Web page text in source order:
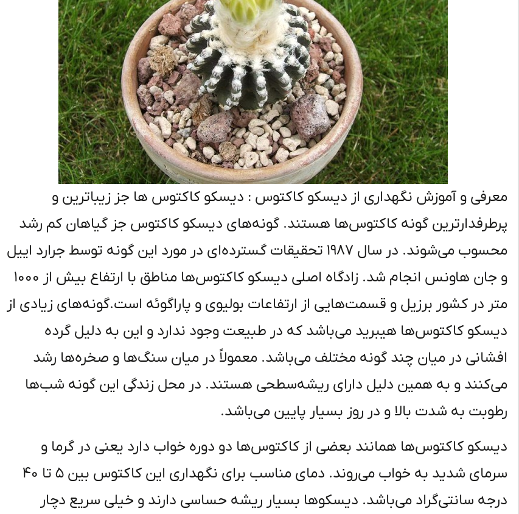
معرفی و آموزش نگهداری از دیسکو کاکتوس : دیسکو کاکتوس ها جز زیباترین و
پرطرفدارترین گونه کاکتوس‌ها هستند. گونه‌های دیسکو کاکتوس جز گیاهان کم رشد
محسوب می‌شوند. در سال ۱۹۸۷ تحقیقات گسترده‌ای در مورد این گونه توسط جرارد اییل
و جان هاونس انجام شد. زادگاه اصلی دیسکو کاکتوس‌ها مناطق با ارتفاع بیش از ۱۰۰۰
متر در کشور برزیل و قسمت‌هایی از ارتفاعات بولیوی و پاراگوئه است.گونه‌های زیادی از
دیسکو کاکتوس‌ها هیبرید می‌باشد که در طبیعت وجود ندارد و این به دلیل گرده
افشانی در میان چند گونه مختلف می‌باشد. معمولاً در میان سنگ‌ها و صخره‌ها رشد
می‌کنند و به همین دلیل دارای ریشه‌سطحی هستند. در محل زندگی این گونه شب‌ها
رطوبت به شدت بالا و در روز بسیار پایین می‌باشد.
دیسکو کاکتوس‌ها همانند بعضی از کاکتوس‌ها دو دوره خواب دارد یعنی در گرما و
سرمای شدید به خواب می‌روند. دمای مناسب برای نگهداری این کاکتوس بین ۵ تا ۴۰
درجه سانتی‌گراد می‌باشد. دیسکوها بسیار ریشه حساسی دارند و خیلی سریع دچار